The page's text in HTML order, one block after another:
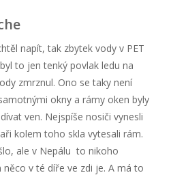
napít, tak zbytek vody v PET
to jen tenký povlak ledu na
zmrznul. Ono se taky není
okny a rámy oken byly
ven. Nejspíše nosiči vynesli
kolem toho skla vytesali rám.
ale v Nepálu to nikoho
v té díře ve zdi je. A má to